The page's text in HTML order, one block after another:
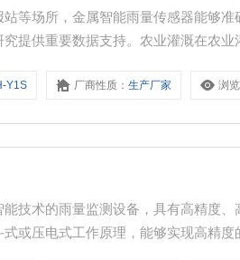
等场所，金属智能雨量传感器能够准
提供重要数据支持。农业灌溉在农业
城市内涝的发生。防洪减灾在防洪减
Y1S 厂商性质：生产厂家 浏
技术的雨量监测设备，具有高精度、
或压电式工作原理，能够实现高精度